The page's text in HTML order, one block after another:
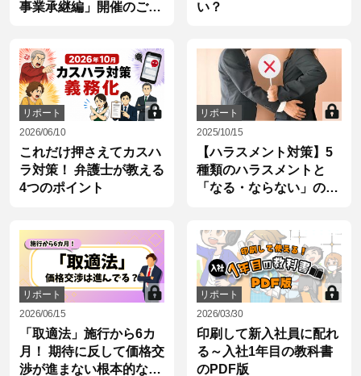
事業承継編」開催のご案
い？
リポート
2026/06/10
これだけ押さえてカスハ
ラ対策！ 弁護士が教える
4つのポイント
リポート
2025/10/15
【ハラスメント対策】5
種類のハラスメントと
「なる・ならない」の境
リポート
2026/06/15
「取適法」施行から6カ
月！ 期待に反して価格交
渉が進まない根本的な理
リポート
2026/03/30
印刷して新入社員に配れ
る～入社1年目の教科書
のPDF版